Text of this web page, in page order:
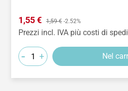
Prezzo di vendita:
1,55 € Prezzo normale:
1,59 € -2.52%
Prezzi incl. IVA più costi di
- + Nel